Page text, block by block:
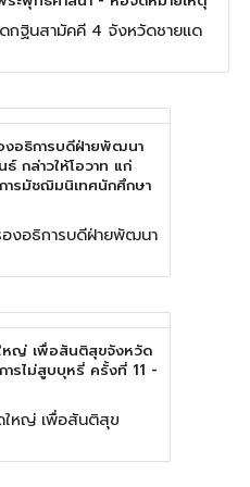
กฐินสามัคคี 4 จังหวัดชายแด
อธิการบดีฝ่ายพัฒนา
กล่าวให้โอวาท แก่
ารมัชฌิมนิเทศนักศึกษา
งอธิการบดีฝ่ายพัฒนา
หญ่ เพื่อสันติสุขจังหวัด
รไม่สูบบุหรี่ ครั้งที่ 11 -
ใหญ่ เพื่อสันติสุข